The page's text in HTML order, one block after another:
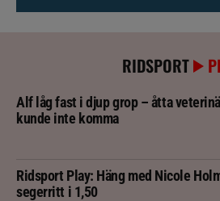
RIDSPORT
Alf låg fast i djup grop – åtta
kunde inte komma
Ridsport Play: Häng med Nicole
segerritt i 1,50